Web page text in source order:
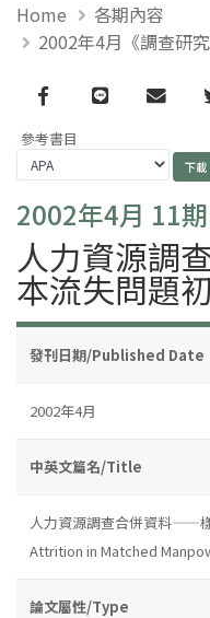
Home
各期內容
2002年4月《調查研
Facebook
line email
參考書目
2002年4月 11期
人力資源調
本流失問題
發刊日期/Published Date
2002年4月
中英文篇名/Title
人力資源調查合併資料——
Attrition in Matched
論文屬性/Type